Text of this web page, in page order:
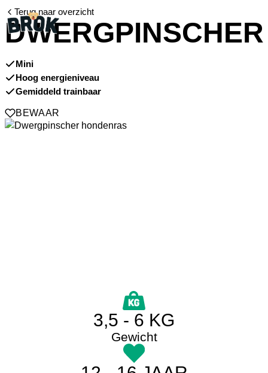
Terug naar overzicht
DWERGPINSCHER
Mini
Hoog energieniveau
Gemiddeld trainbaar
BEWAAR
3,5 - 6 KG
Gewicht